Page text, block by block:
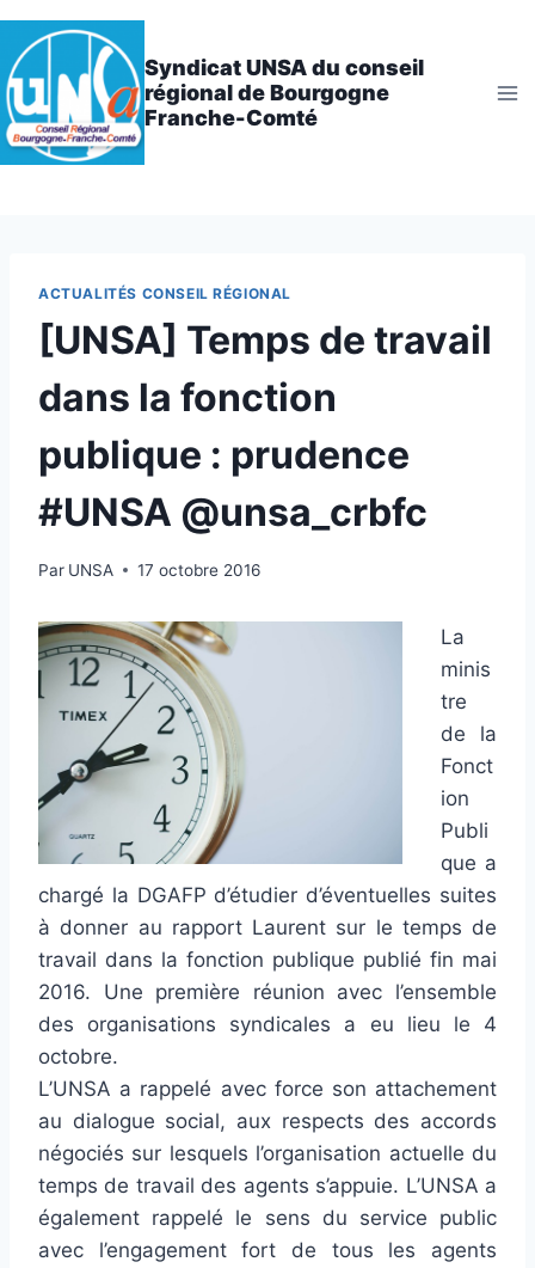
Aller
au
contenu
Syndicat UNSA du conseil
régional de Bourgogne
Franche-Comté
ACTUALITÉS CONSEIL RÉGIONAL
[UNSA] Temps de travail
dans la fonction
publique : prudence
#UNSA @unsa_crbfc
Par UNSA 17 octobre 2016
La
minis
tre
de la
Fonct
ion
Publi
que a
chargé la DGAFP d’étudier d’éventuelles suites
à donner au rapport Laurent sur le temps de
travail dans la fonction publique publié fin mai
2016. Une première réunion avec l’ensemble
des organisations syndicales a eu lieu le 4
octobre.
L’UNSA a rappelé avec force son attachement
au dialogue social, aux respects des accords
négociés sur lesquels l’organisation actuelle du
temps de travail des agents s’appuie. L’UNSA a
également rappelé le sens du service public
avec l’engagement fort de tous les agents